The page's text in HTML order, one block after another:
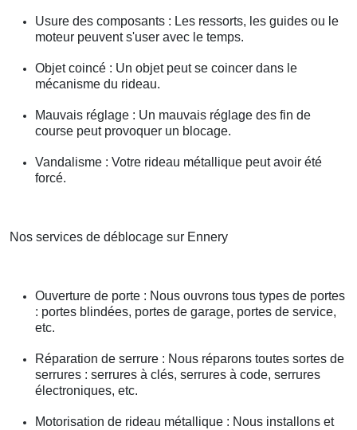
Usure des composants : Les ressorts, les guides ou le
moteur peuvent s'user avec le temps.
Objet coincé : Un objet peut se coincer dans le
mécanisme du rideau.
Mauvais réglage : Un mauvais réglage des fin de
course peut provoquer un blocage.
Vandalisme : Votre rideau métallique peut avoir été
forcé.
Nos services de déblocage sur Ennery
Ouverture de porte : Nous ouvrons tous types de portes
: portes blindées, portes de garage, portes de service,
etc.
Réparation de serrure : Nous réparons toutes sortes de
serrures : serrures à clés, serrures à code, serrures
électroniques, etc.
Motorisation de rideau métallique : Nous installons et